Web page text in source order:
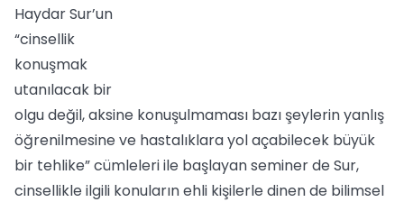
Haydar Sur’un
“cinsellik
konuşmak
utanılacak bir
olgu değil, aksine konuşulmaması bazı şeylerin yanlış
öğrenilmesine ve hastalıklara yol açabilecek büyük
bir tehlike” cümleleri ile başlayan seminer de Sur,
cinsellikle ilgili konuların ehli kişilerle dinen de bilimsel